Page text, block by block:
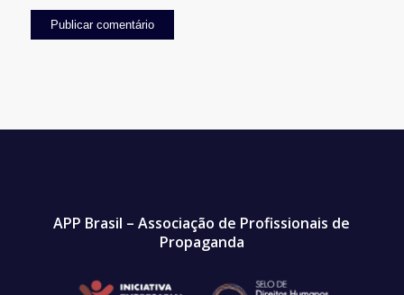
APP Brasil – Associação de Profissionais de
Propaganda